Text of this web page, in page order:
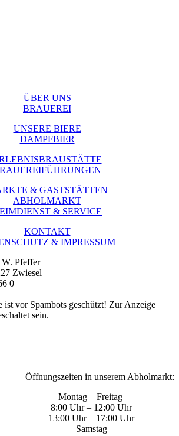
ÜBER UNS
BRAUEREI
UNSERE BIERE
DAMPFBIER
& GASTSTÄTTEN
ABHOLMARKT
& SERVICE
KONTAKT
& IMPRESSUM
W. Pfeffer
Zwiesel
0
ist vor Spambots geschützt! Zur Anzeige
sein.
Öffnungszeiten in unserem Abholmarkt:
Montag – Freitag
8:00 Uhr – 12:00 Uhr
13:00 Uhr – 17:00 Uhr
Samstag